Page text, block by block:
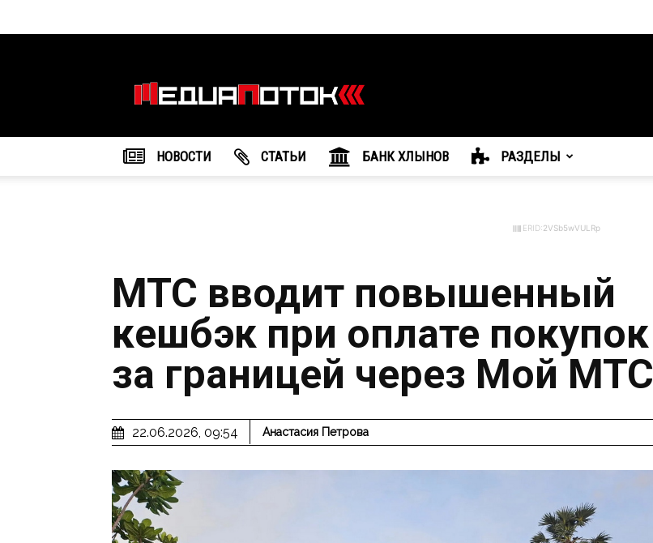
агентство
"МедиаПоток"
НОВОСТИ CТАТЬИ БАНК ХЛЫНОВ РАЗДЕЛЫ
ERID:2VSb5wVULRp
МТС вводит повышенный
кешбэк при оплате покупок
за границей через Мой МТС
22.06.2026, 09:54 Анастасия Петрова